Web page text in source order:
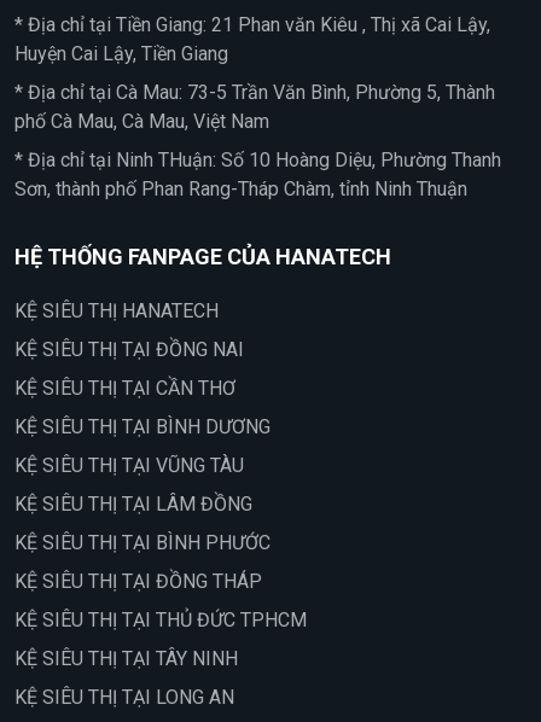
* Địa chỉ tại Tiền Giang: 21 Phan văn Kiêu , Thị xã Cai Lậy,
Huyện Cai Lậy, Tiền Giang
* Địa chỉ tại Cà Mau: 73-5 Trần Văn Bình, Phường 5, Thành
phố Cà Mau, Cà Mau, Việt Nam
* Địa chỉ tại Ninh THuận: Số 10 Hoàng Diệu, Phường Thanh
Sơn, thành phố Phan Rang-Tháp Chàm, tỉnh Ninh Thuận
HỆ THỐNG FANPAGE CỦA HANATECH
KỆ SIÊU THỊ HANATECH
KỆ SIÊU THỊ TẠI ĐỒNG NAI
KỆ SIÊU THỊ TẠI CẦN THƠ
KỆ SIÊU THỊ TẠI BÌNH DƯƠNG
KỆ SIÊU THỊ TẠI VŨNG TÀU
KỆ SIÊU THỊ TẠI LÂM ĐỒNG
KỆ SIÊU THỊ TẠI BÌNH PHƯỚC
KỆ SIÊU THỊ TẠI ĐỒNG THÁP
KỆ SIÊU THỊ TẠI THỦ ĐỨC TPHCM
KỆ SIÊU THỊ TẠI TÂY NINH
KỆ SIÊU THỊ TẠI LONG AN